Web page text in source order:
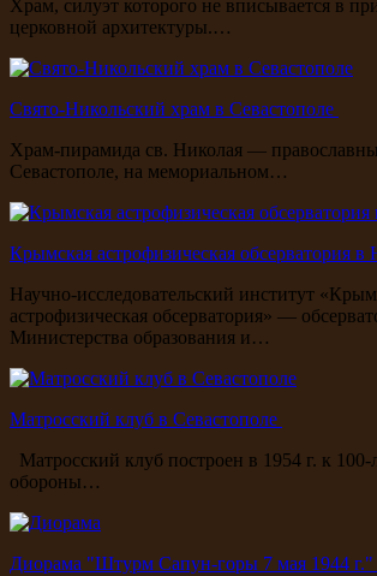
Храм, силуэт которого не вписывается в
церковной архитектуры.…
Свято-Никольский храм в Севастополе
Храм-пирамида св. Николая —
Севастополе, на мемориальном…
Крымская астрофизическая обсерватория в
Научно-исследовательский институт
астрофизическая обсерватория» —
Министерства образования и…
Матросский клуб в Севастополе
Матросский клуб построен в 1954 г. к
обороны…
Диорама "Штурм Сапун-горы 7 мая 1944 г."